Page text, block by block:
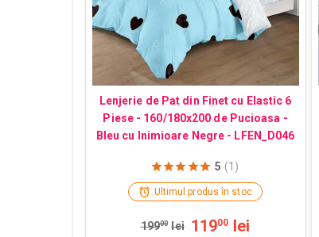
Lenjerie de Pat din Finet cu Elastic 6
Piese - 160/180x200 de Pucioasa -
Bleu cu Inimioare Negre - LFEN_D046
5 (1)
Ultimul produs în stoc
19900 lei 11900 lei